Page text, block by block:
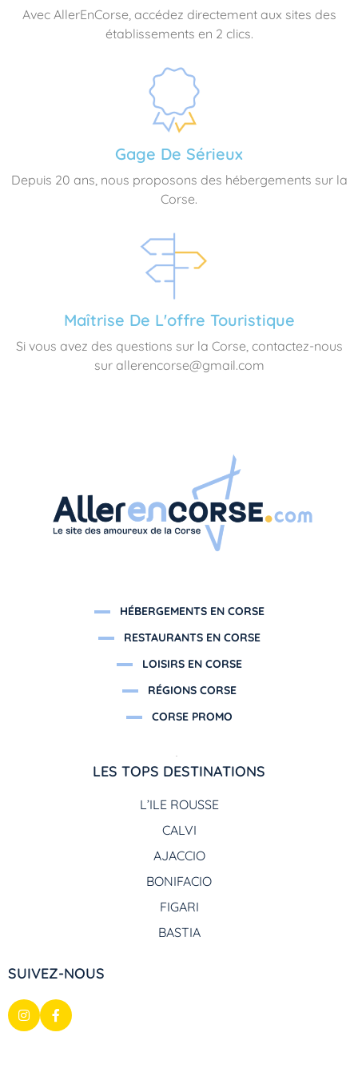
Avec AllerEnCorse, accédez directement aux sites des
établissements en 2 clics.
Gage De Sérieux
Depuis 20 ans, nous proposons des hébergements sur la
Corse.
Maîtrise De L'offre Touristique
Si vous avez des questions sur la Corse, contactez-nous
sur allerencorse@gmail.com
HÉBERGEMENTS EN CORSE
RESTAURANTS EN CORSE
LOISIRS EN CORSE
RÉGIONS CORSE
CORSE PROMO
LES TOPS DESTINATIONS
L’ILE ROUSSE
CALVI
AJACCIO
BONIFACIO
FIGARI
BASTIA
SUIVEZ-NOUS